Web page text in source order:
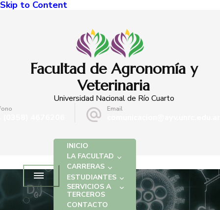
Skip to Content
Facultad de Agronomía y
Veterinaria
Universidad Nacional de Río Cuarto
Email
INICIO
LA FACULTAD
CARRERAS
ESTUDIANTES
SERVICIOS A
TERCEROS
CONTACTO